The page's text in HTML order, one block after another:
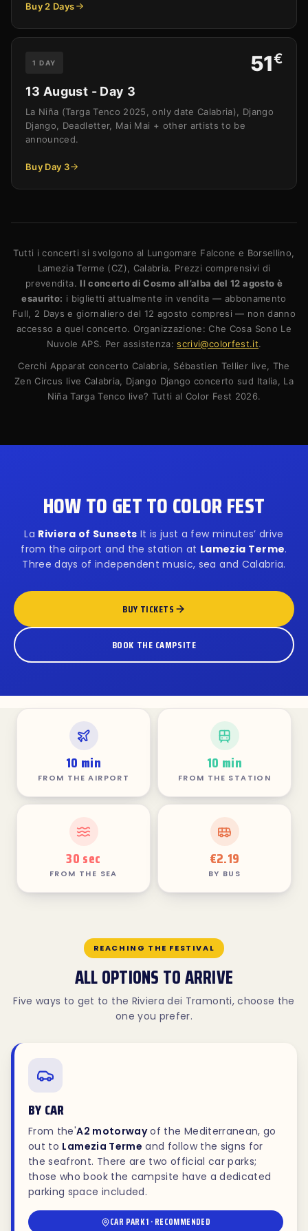
Buy 2 Days
1 DAY 51€
13 August - Day 3
La Niña (Targa Tenco 2025, only date Calabria), Django
Django, Deadletter, Mai Mai + other artists to be
announced.
Buy Day 3
Tutti i concerti si svolgono al Lungomare Falcone e Borsellino,
Lamezia Terme (CZ), Calabria. Prezzi comprensivi di
prevendita. Il concerto di Cosmo all’alba del 12 agosto è
esaurito: i biglietti attualmente in vendita — abbonamento
Full, 2 Days e giornaliero del 12 agosto compresi — non danno
accesso a quel concerto. Organizzazione: Che Cosa Sono Le
Nuvole APS. Per assistenza:scrivi@colorfest.it.
Cerchi Apparat concerto Calabria, Sébastien Tellier live, The
Zen Circus live Calabria, Django Django concerto sud Italia, La
Niña Targa Tenco live? Tutti al Color Fest 2026.
HOW TO GET TO COLOR FEST
La Riviera of Sunsets It is just a few minutes’ drive
from the airport and the station at Lamezia Terme.
Three days of independent music, sea and Calabria.
BUY TICKETS
BOOK THE CAMPSITE
10 min
FROM THE AIRPORT
10 min
FROM THE STATION
30 sec
FROM THE SEA
€2.19
BY BUS
REACHING THE FESTIVAL
ALL OPTIONS TO ARRIVE
Five ways to get to the Riviera dei Tramonti, choose the
one you prefer.
BY CAR
From the'A2 motorwayof the Mediterranean, go
out to Lamezia Terme and follow the signs for
the seafront. There are two official car parks;
those who book the campsite have a dedicated
parking space included.
CAR PARK 1 · RECOMMENDED